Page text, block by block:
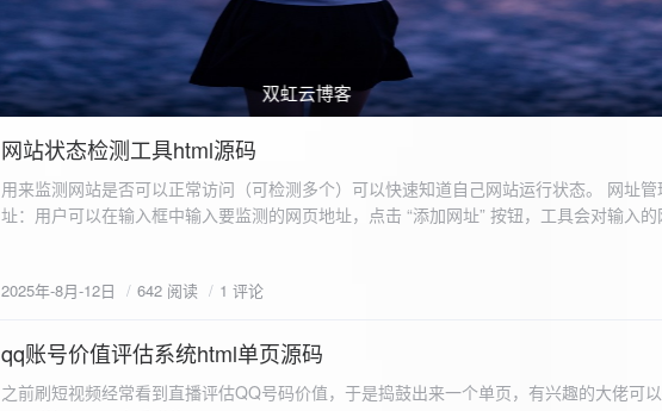
双虹云博客
2025-8-12
网站状态检测工具html源码
用来监测网站是否可以正常访问（可检测多个）可以快速知道自己网站运行状态。 网址
址：用户可以在输入框中输入要监测的网页地址，点击 “添加网址” 按钮，工具会对输入
同时也会从筛选下拉框中移除该网址选项。筛选网址：右侧面板有一个 “筛选网址” 的下
测功能： 设置监测间隔：用户可以在输入框中设置监测间隔时间（单位为秒），默认值为
停止监测：点击 “开始监测” 按钮，工具会立即对所有已添加的网址进行一次检测，之后按
隔时间循环检测。点击 “停止监测” 按钮可停止监测。重试机制：在进行网址检测时，如果
2025年-8月-12日 642 阅读 1 评论
2025-7-2
qq账号价值评估系统html单页源码
之前刷短视频经常看到直播评估QQ号码价值，于是捣鼓出来一个单页，有兴趣的大佬可